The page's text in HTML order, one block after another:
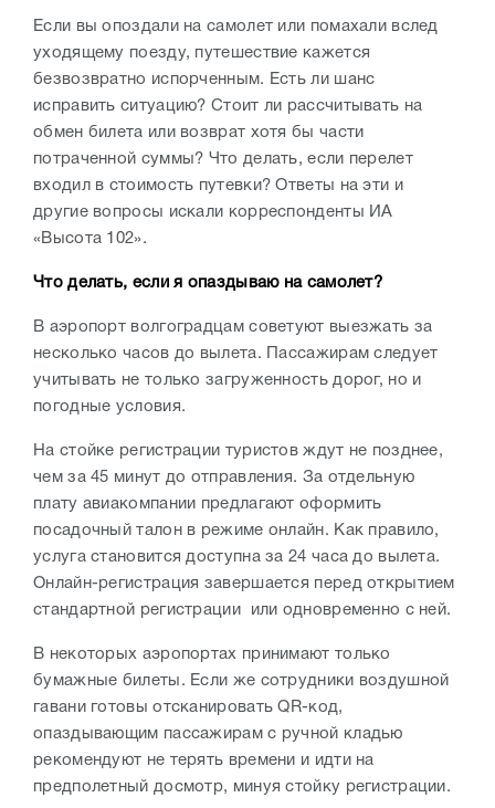
Если вы опоздали на самолет или помахали вслед
уходящему поезду, путешествие кажется
безвозвратно испорченным. Есть ли шанс
исправить ситуацию? Стоит ли рассчитывать на
обмен билета или возврат хотя бы части
потраченной суммы? Что делать, если перелет
входил в стоимость путевки? Ответы на эти и
другие вопросы искали корреспонденты ИА
«Высота 102».
Что делать, если я опаздываю на самолет?
В аэропорт волгоградцам советуют выезжать за
несколько часов до вылета. Пассажирам следует
учитывать не только загруженность дорог, но и
погодные условия.
На стойке регистрации туристов ждут не позднее,
чем за 45 минут до отправления. За отдельную
плату авиакомпании предлагают оформить
посадочный талон в режиме онлайн. Как правило,
услуга становится доступна за 24 часа до вылета.
Онлайн-регистрация завершается перед открытием
стандартной регистрации или одновременно с ней.
В некоторых аэропортах принимают только
бумажные билеты. Если же сотрудники воздушной
гавани готовы отсканировать QR-код,
опаздывающим пассажирам с ручной кладью
рекомендуют не терять времени и идти на
предполетный досмотр, минуя стойку регистрации.